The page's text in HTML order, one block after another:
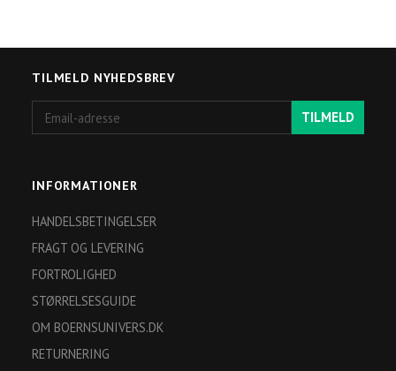
TILMELD NYHEDSBREV
adresse
TILMELD
INFORMATIONER
HANDELSBETINGELSER
FRAGT OG LEVERING
FORTROLIGHED
STØRRELSESGUIDE
OM BOERNSUNIVERS.DK
RETURNERING